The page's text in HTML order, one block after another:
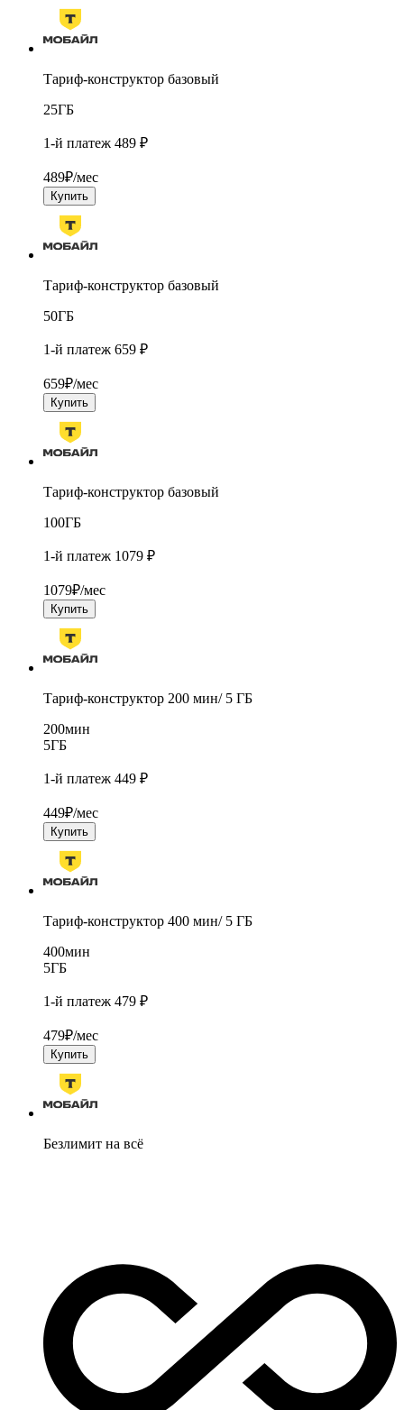
Тариф-конструктор базовый
25ГБ
1-й платеж 489 ₽
489₽/мес
Купить
Тариф-конструктор базовый
50ГБ
1-й платеж 659 ₽
659₽/мес
Купить
Тариф-конструктор базовый
100ГБ
1-й платеж 1079 ₽
1079₽/мес
Купить
Тариф-конструктор 200 мин/ 5 ГБ
200мин
5ГБ
1-й платеж 449 ₽
449₽/мес
Купить
Тариф-конструктор 400 мин/ 5 ГБ
400мин
5ГБ
1-й платеж 479 ₽
479₽/мес
Купить
Безлимит на всё